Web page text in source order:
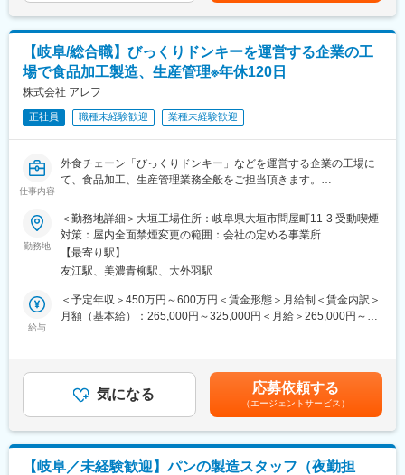
■当社について：
私たちは昭和30年に創業して以来、飲料メーカーとして数々の技
術開発を手がけてきました。その中で様々な技術を蓄積してお
り、それが弊社の強みとなっています。その強みを活かして飲料
メーカーのお客様からODMやOEMのお話を頂くことも多いです。
変更の範囲：会社の定める業務
ある仕事です。
また、当社は従業員の働きやすさを重視しており、家族手当や社
内販売割引、食事補助など、社員の生活をサポートする制度が揃
将来的には管理やマネジメントのポジションも目指せるやりがい
のある仕事です。業務を通じて自身の成長を実感しながら、地域
変更の範囲：会社の定める業務
【岐阜/総合職】びっくりドンキーを運営する企業の工
場で食品加工製造、生産管理※年休120日
株式会社 アレフ
正社員 職種未経験歓迎 業種未経験歓迎
仕事内容
外食チェーン「びっくりドンキー」などを運営する企業の工場に
て、食品加工、生産管理業務全般をご担当頂きます。
【主な業務内容】
・製造直接（ハンバーグ製造、ステーキ製造、ソース製造、菓
子製造、容器・ライン洗浄など）
・製造間接（設備メンテナンス、シフト管理、品質管理、製造
進捗管理など生産管理業務全般）
・配送直接（ピッキング作業、検品・開梱作業、棚卸作業な
ど）
・配送間接（発注作業、シフト管理、出荷進捗管理など配送管
【配属先について】
部署：工場部門
人員構成：拠点によって異なるが、平均は正社員12名、パー
する可能性がございます。
勤務地
＜勤務地詳細＞大垣工場住所：岐阜県大垣市問屋町11-3 受動喫煙
対策：屋内全面禁煙変更の範囲：会社の定める事業所
【最寄り駅】
友江駅、美濃青柳駅、大外羽駅
給与
＜予定年収＞450万円～600万円＜賃金形態＞月給制＜賃金内訳＞
月額（基本給）：265,000円～325,000円＜月給＞265,000円～
気になる 応募依頼する
（エージェントサービス）
【岐阜／未経験歓迎】パンの製造スタッフ（夜勤担